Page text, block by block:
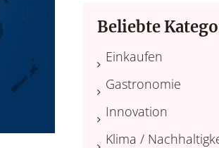
Beliebte
Einkaufen
Gastronomie
Innovation
Klima /